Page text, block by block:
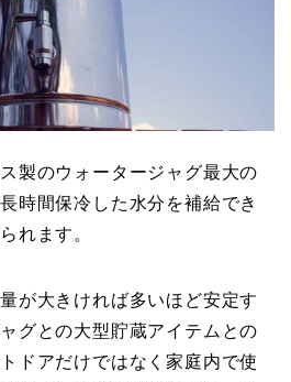
製のウォータージャグ最大の
時間保冷した水分を補給でき
れます。
が大きければ多いほど安定す
グとの大型貯蔵アイテムとの
ドアだけではなく家庭内で使